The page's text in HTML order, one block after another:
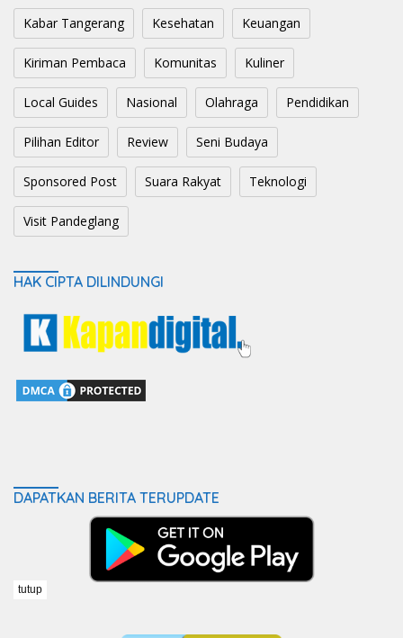
Kabar Tangerang Kesehatan Keuangan
Kiriman Pembaca Komunitas Kuliner
Local Guides Nasional Olahraga Pendidikan
Pilihan Editor Review Seni Budaya
Sponsored Post Suara Rakyat Teknologi
Visit Pandeglang
HAK CIPTA DILINDUNGI
DAPATKAN BERITA TERUPDATE
tutup